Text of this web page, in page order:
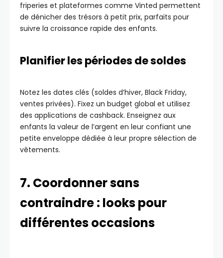
friperies et plateformes comme Vinted permettent
de dénicher des trésors à petit prix, parfaits pour
suivre la croissance rapide des enfants.
Planifier les périodes de soldes
Notez les dates clés (soldes d’hiver, Black Friday,
ventes privées). Fixez un budget global et utilisez
des applications de cashback. Enseignez aux
enfants la valeur de l’argent en leur confiant une
petite enveloppe dédiée à leur propre sélection de
vêtements.
7. Coordonner sans
contraindre : looks pour
différentes occasions